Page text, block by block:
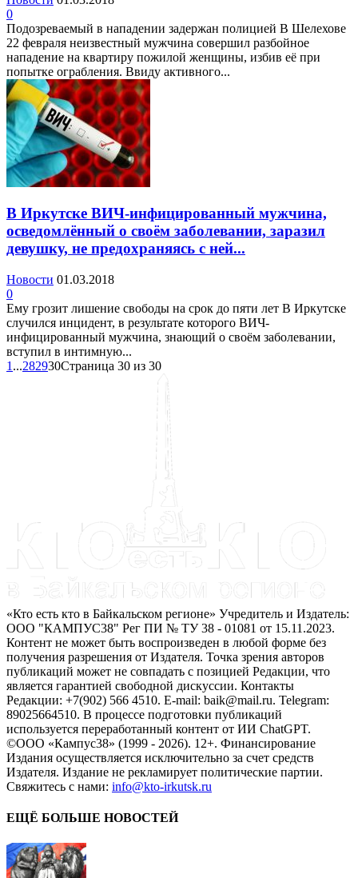
0
Подозреваемый в нападении задержан полицией В Шелехове
22 февраля неизвестный мужчина совершил разбойное
нападение на квартиру пожилой женщины, избив её при
попытке ограбления. Ввиду активного...
В Иркутске ВИЧ-инфицированный мужчина,
осведомлённый о своём заболевании, заразил
девушку, не предохраняясь с ней...
Новости 01.03.2018
0
Ему грозит лишение свободы на срок до пяти лет В Иркутске
случился инцидент, в результате которого ВИЧ-
инфицированный мужчина, знающий о своём заболевании,
вступил в интимную...
1 ...282930Страница 30 из 30
«Кто есть кто в Байкальском регионе» Учредитель и Издатель:
ООО "КАМПУС38" Рег ПИ № ТУ 38 - 01081 от 15.11.2023.
Контент не может быть воспроизведен в любой форме без
получения разрешения от Издателя. Точка зрения авторов
публикаций может не совпадать с позицией Редакции, что
является гарантией свободной дискуссии. Контакты
Редакции: +7(902) 566 4510. E-mail: baik@mail.ru. Telegram:
89025664510. В процессе подготовки публикаций
используется переработанный контент от ИИ ChatGPT.
©ООО «Кампус38» (1999 - 2026). 12+. Финансирование
Издания осуществляется исключительно за счет средств
Издателя. Издание не рекламирует политические партии.
Свяжитесь с нами: info@kto-irkutsk.ru
ЕЩЁ БОЛЬШЕ НОВОСТЕЙ